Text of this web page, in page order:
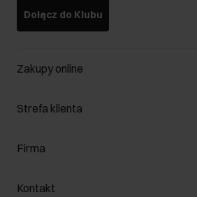
Dołącz do Klubu
Zakupy online
Zarządzaj cookies
Formy płatności
Jak dokonać zwrotu?
Strefa klienta
Klub Klienta
Zwróć produkty
Firma
O nas
Kontakt